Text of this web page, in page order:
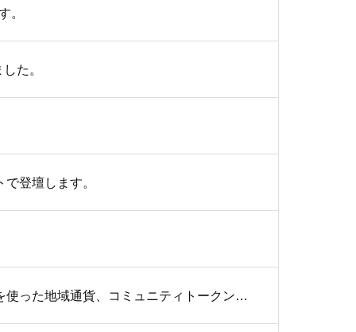
。
た。
登壇します。
プライムスタイル、プライムラボとアパンドールが、ブロックチェーンを使った地域通貨、コミュニティトークンのコンサルティングを開始